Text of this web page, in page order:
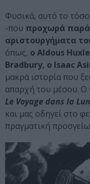
Φυσικά, αυτό το τόσο
-που προχωρά
αριστουργήματα
όπως, ο Aldous
Bradbury, ο Isaac
μακρά ιστορία που
απαρχή του μέσου. Ο
Le Voyage dans la
και μας οδηγεί στο
πραγματική